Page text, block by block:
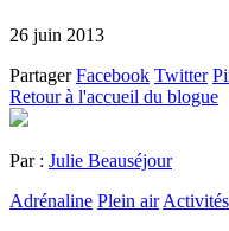
26 juin 2013
Partager Facebook Twitter
Retour à l'accueil du blogue
Par : Julie Beauséjour
Adrénaline Plein air